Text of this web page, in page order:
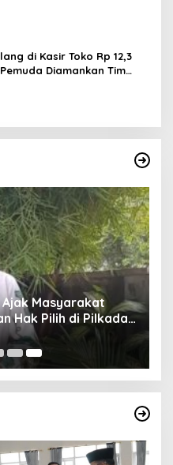
di Kasir Toko Rp 12,3
Diamankan Tim
Sumenep
Ajak Masyarakat
Hak Pilih di Pilkada